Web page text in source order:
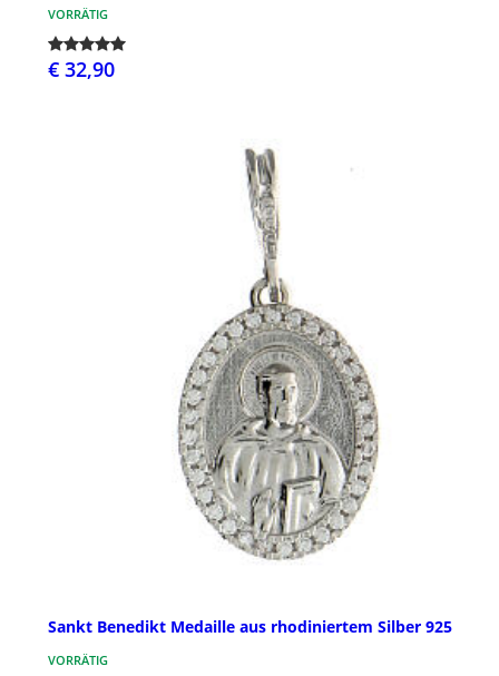
VORRÄTIG
€ 32,90
Sankt Benedikt Medaille aus rhodiniertem Silber 925
VORRÄTIG